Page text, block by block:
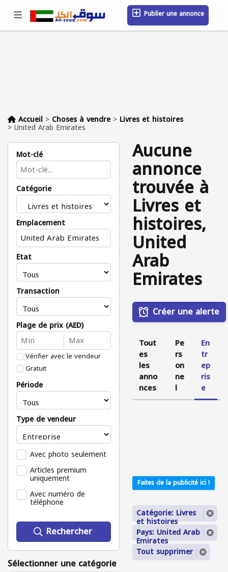
Publier une annonce
Se connecter / S'inscrire
Accueil > Choses à vendre > Livres et histoires
>United Arab Emirates
Mot-clé
Catégorie
Emplacement
État
Transaction
Plage de prix (AED)
Vérifier avec le vendeur
Gratuit
Période
Type de vendeur
Avec photo seulement
Articles premium
uniquement
Avec numéro de
téléphone
Rechercher
Sélectionner une catégorie
Aucune
annonce
trouvée à
Livres et
histoires,
United
Arab
Emirates
Créer une alerte
Tout
es
les
anno
nces
Pe
rs
on
ne
l
En
tr
ep
ris
e
Faites de la publicité ici !
Catégorie: Livres
et histoires
Pays: United Arab
Emirates
Tout supprimer